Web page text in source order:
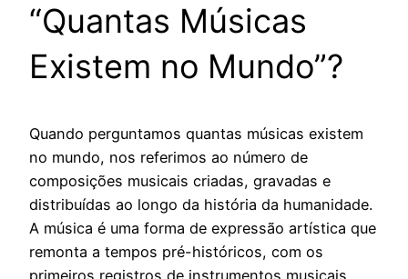
“Quantas Músicas
Existem no Mundo”?
Quando perguntamos quantas músicas existem
no mundo, nos referimos ao número de
composições musicais criadas, gravadas e
distribuídas ao longo da história da humanidade.
A música é uma forma de expressão artística que
remonta a tempos pré-históricos, com os